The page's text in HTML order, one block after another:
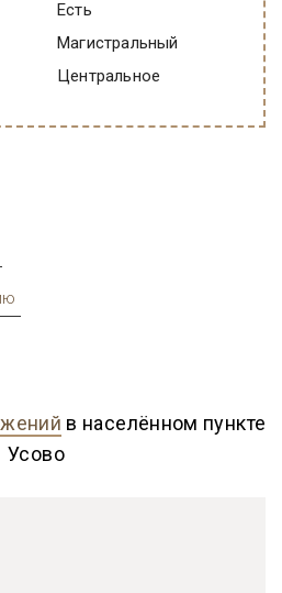
есть
Магистральный
Центральное
в населённом пункте
Усово